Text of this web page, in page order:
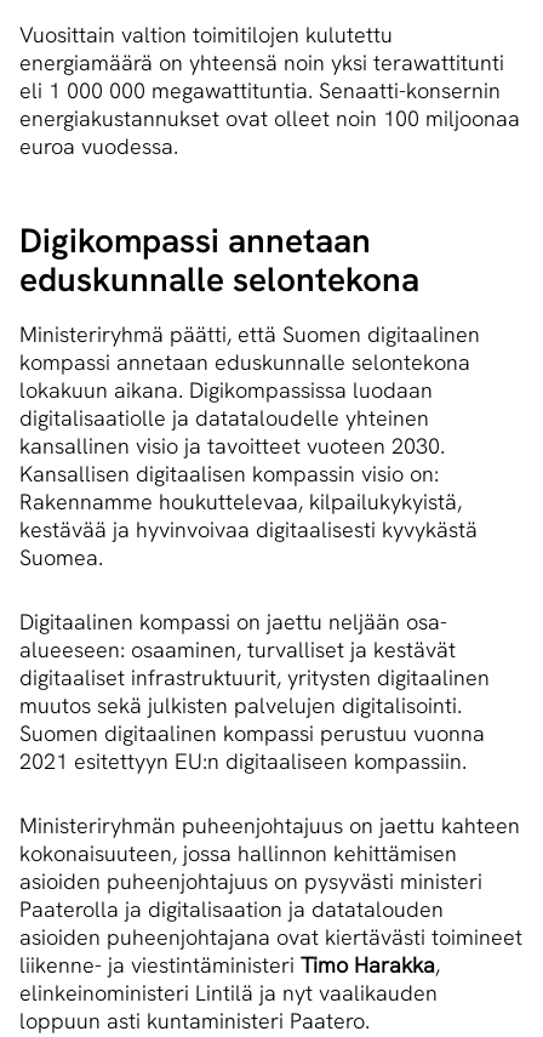
Vuosittain valtion toimitilojen kulutettu
energiamäärä on yhteensä noin yksi terawattitunti
eli 1 000 000 megawattituntia. Senaatti-konsernin
energiakustannukset ovat olleet noin 100 miljoonaa
euroa vuodessa.
Digikompassi annetaan
eduskunnalle selontekona
Ministeriryhmä päätti, että Suomen digitaalinen
kompassi annetaan eduskunnalle selontekona
lokakuun aikana. Digikompassissa luodaan
digitalisaatiolle ja datataloudelle yhteinen
kansallinen visio ja tavoitteet vuoteen 2030.
Kansallisen digitaalisen kompassin visio on:
Rakennamme houkuttelevaa, kilpailukykyistä,
kestävää ja hyvinvoivaa digitaalisesti kyvykästä
Suomea.
Digitaalinen kompassi on jaettu neljään osa-
alueeseen: osaaminen, turvalliset ja kestävät
digitaaliset infrastruktuurit, yritysten digitaalinen
muutos sekä julkisten palvelujen digitalisointi.
Suomen digitaalinen kompassi perustuu vuonna
2021 esitettyyn EU:n digitaaliseen kompassiin.
Ministeriryhmän puheenjohtajuus on jaettu kahteen
kokonaisuuteen, jossa hallinnon kehittämisen
asioiden puheenjohtajuus on pysyvästi ministeri
Paaterolla ja digitalisaation ja datatalouden
asioiden puheenjohtajana ovat kiertävästi toimineet
liikenne- ja viestintäministeri Timo Harakka,
elinkeinoministeri Lintilä ja nyt vaalikauden
loppuun asti kuntaministeri Paatero.